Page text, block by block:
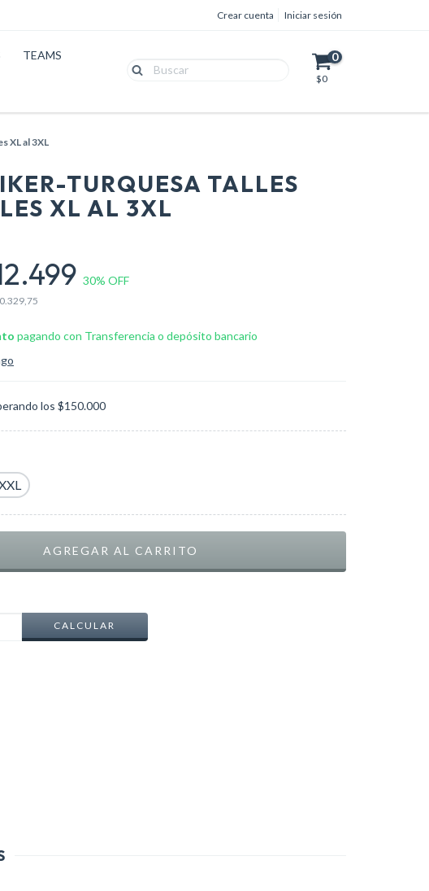
Crear cuenta Iniciar sesión
TEAMS 0
$0
XL al 3XL
TURQUESA TALLES
XL AL 3XL
30% OFF
pagando con Transferencia o depósito bancario
los $150.000
CALCULAR